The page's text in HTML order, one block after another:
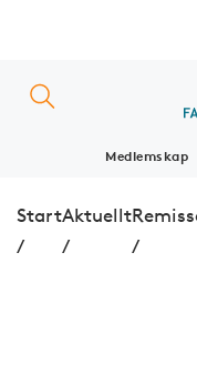
Medlemskap
Start
/
Aktuellt
/
/